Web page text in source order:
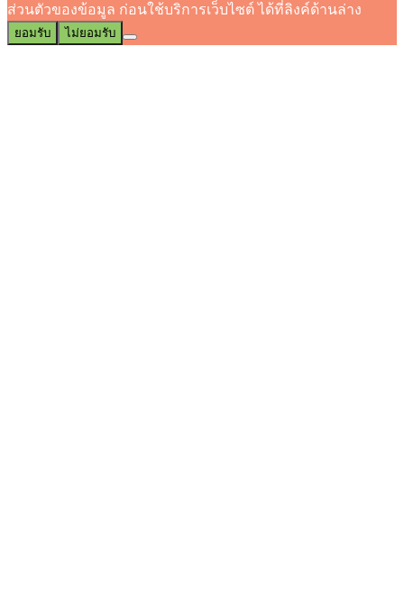
ส่วนตัวของข้อมูล ก่อนใช้บริการเว็บไซต์ ได้ที่ลิงค์ด้านล่าง
ยอมรับ ไม่ยอมรับ